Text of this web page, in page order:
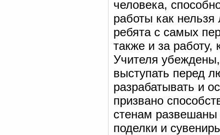
человека,
работы как нельзя
ребята с самых
также и за
Учителя
выступать перед
разрабатывать и
призвано
стенам
поделки и